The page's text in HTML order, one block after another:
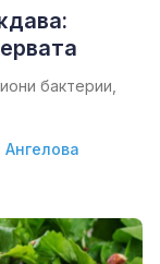
бактерии,
Ангелова